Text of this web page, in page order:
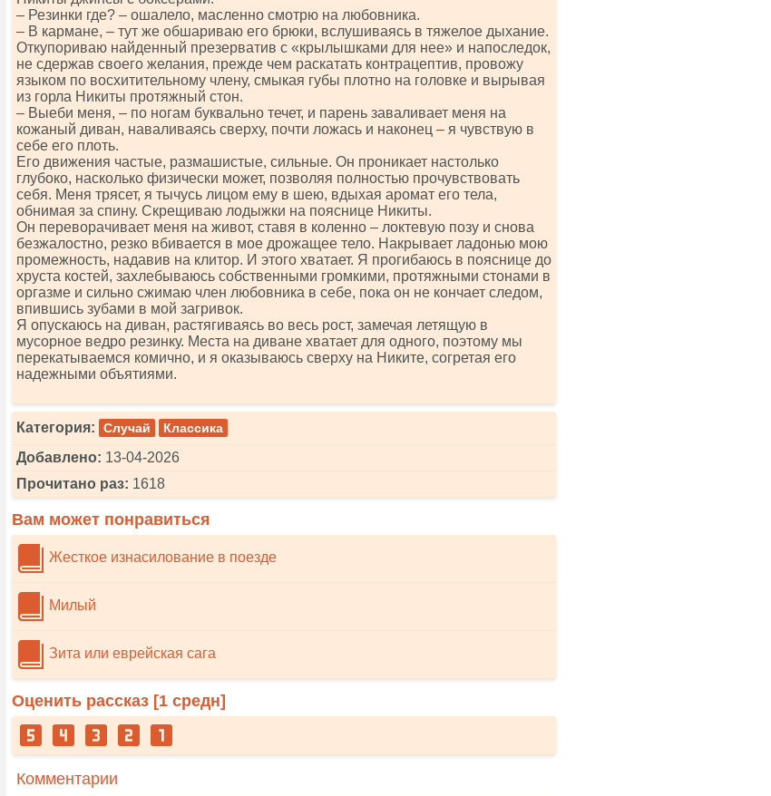
– Резинки где? – ошалело, масленно смотрю на любовника.
– В кармане, – тут же обшариваю его брюки, вслушиваясь в тяжелое дыхание.
Откупориваю найденный презерватив с «крылышками для нее» и напоследок,
не сдержав своего желания, прежде чем раскатать контрацептив, провожу
языком по восхитительному члену, смыкая губы плотно на головке и вырывая
из горла Никиты протяжный стон.
– Выеби меня, – по ногам буквально течет, и парень заваливает меня на
кожаный диван, наваливаясь сверху, почти ложась и наконец – я чувствую в
себе его плоть.
Его движения частые, размашистые, сильные. Он проникает настолько
глубоко, насколько физически может, позволяя полностью прочувствовать
себя. Меня трясет, я тычусь лицом ему в шею, вдыхая аромат его тела,
обнимая за спину. Скрещиваю лодыжки на пояснице Никиты.
Он переворачивает меня на живот, ставя в коленно – локтевую позу и снова
безжалостно, резко вбивается в мое дрожащее тело. Накрывает ладонью мою
промежность, надавив на клитор. И этого хватает. Я прогибаюсь в пояснице до
хруста костей, захлебываюсь собственными громкими, протяжными стонами в
оргазме и сильно сжимаю член любовника в себе, пока он не кончает следом,
впившись зубами в мой загривок.
Я опускаюсь на диван, растягиваясь во весь рост, замечая летящую в
мусорное ведро резинку. Места на диване хватает для одного, поэтому мы
перекатываемся комично, и я оказываюсь сверху на Никите, согретая его
надежными объятиями.
Категория: Случай Классика
Добавлено: 13-04-2026
Прочитано раз: 1618
Вам может понравиться
Жесткое изнасилование в поезде
Милый
Зита или еврейская сага
Оценить рассказ [1 средн]
Комментарии